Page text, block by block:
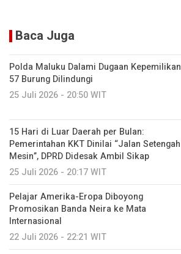
Baca Juga
Polda Maluku Dalami Dugaan Kepemilikan
57 Burung Dilindungi
25 Juli 2026 - 20:50 WIT
15 Hari di Luar Daerah per Bulan:
Pemerintahan KKT Dinilai “Jalan Setengah
Mesin”, DPRD Didesak Ambil Sikap
25 Juli 2026 - 20:17 WIT
Pelajar Amerika-Eropa Diboyong
Promosikan Banda Neira ke Mata
Internasional
22 Juli 2026 - 22:21 WIT